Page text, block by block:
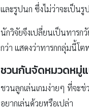
และรูปนก ซึ่งไม่ว่าจะเป็น
นักวิจัยจึงเปลี่ยนเป็นทารก
กว่า แสดงว่าทารกกลุ่มนี้โ
ชวนกันจัดหมวดหมู่
ชวนลูกเล่นเกมง่ายๆ ที่จะช่
อยากเล่นด้วยหรือเปล่า